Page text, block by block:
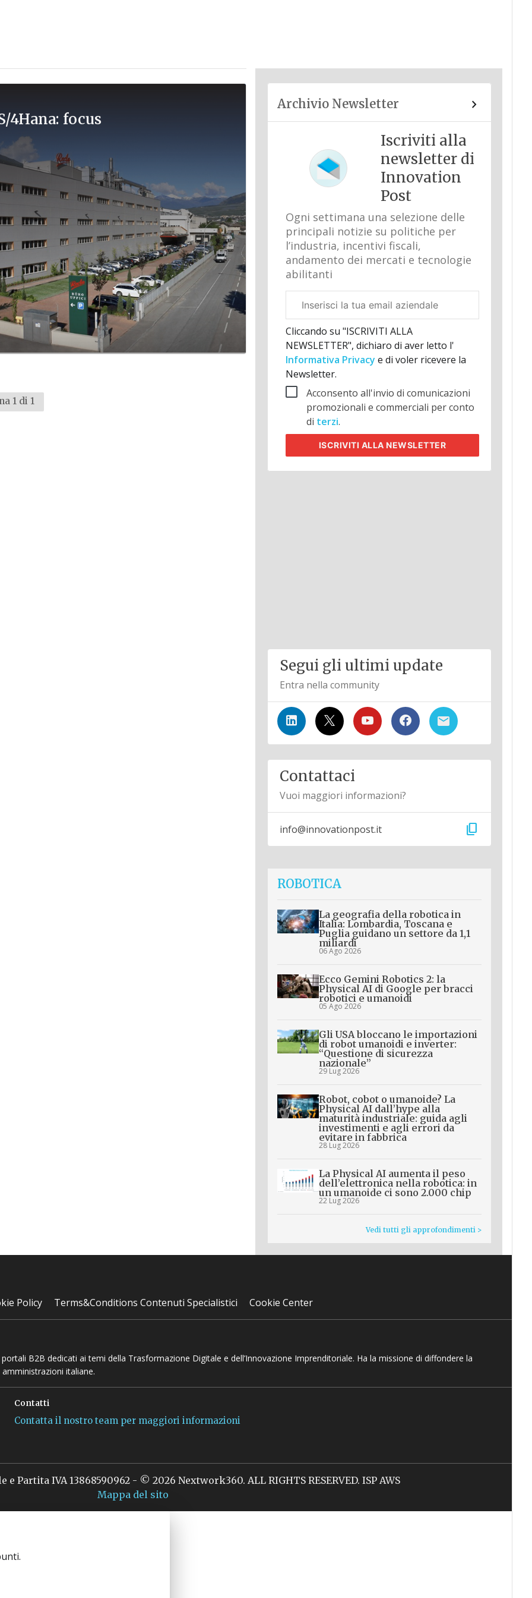
4Hana: focus
1 di 1
Archivio Newsletter
Iscriviti alla
newsletter di
Innovation
Post
Ogni settimana una selezione delle
principali notizie su politiche per
l’industria, incentivi fiscali,
andamento dei mercati e tecnologie
abilitanti
aziendale
Cliccando su "ISCRIVITI ALLA
NEWSLETTER", dichiaro di aver letto l'
Informativa Privacy e di voler ricevere la
Newsletter.
Acconsento all'invio di comunicazioni
promozionali e commerciali per conto
di terzi.
ISCRIVITI ALLA NEWSLETTER
Segui gli ultimi update
Entra nella community
Contattaci
Vuoi maggiori informazioni?
info@innovationpost.it content_copy
ROBOTICA
La geografia della robotica in
Italia: Lombardia, Toscana e
Puglia guidano un settore da 1,1
miliardi
06 Ago 2026
Ecco Gemini Robotics 2: la
Physical AI di Google per bracci
robotici e umanoidi
05 Ago 2026
Gli USA bloccano le importazioni
di robot umanoidi e inverter:
“Questione di sicurezza
nazionale”
29 Lug 2026
Robot, cobot o umanoide? La
Physical AI dall’hype alla
maturità industriale: guida agli
investimenti e agli errori da
evitare in fabbrica
28 Lug 2026
La Physical AI aumenta il peso
dell’elettronica nella robotica: in
un umanoide ci sono 2.000 chip
22 Lug 2026
Vedi tutti gli approfondimenti >
Policy Terms&Conditions Contenuti Specialistici Cookie Center
B2B dedicati ai temi della Trasformazione Digitale e dell’Innovazione Imprenditoriale. Ha la missione di diffondere la
italiane.
Contatti
Contatta il nostro team per maggiori informazioni
Partita IVA 13868590962 - © 2026 Nextwork360. ALL RIGHTS RESERVED. ISP AWS
Mappa del sito